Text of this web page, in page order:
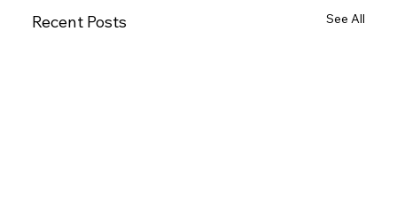
Recent Posts See All